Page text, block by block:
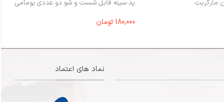
مارگریت
پد سینه قابل شست‌ و شو دو عددی یومامی
180,000 تومان
نماد های اعتماد